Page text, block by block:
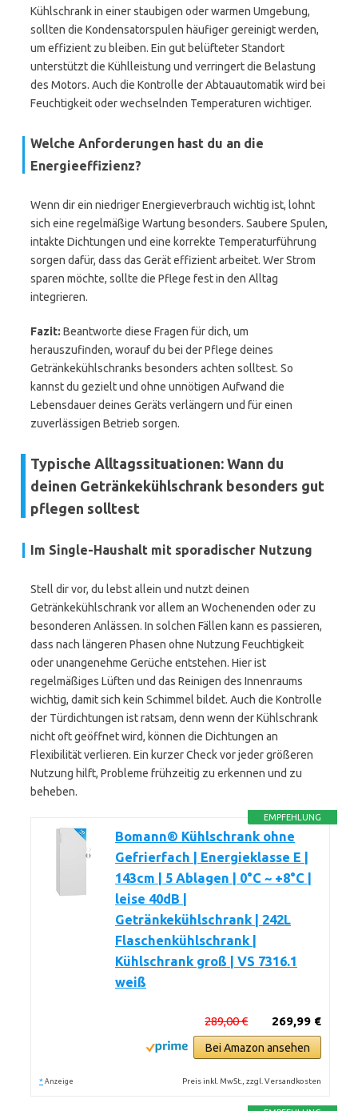
Kühlschrank in einer staubigen oder warmen Umgebung,
sollten die Kondensatorspulen häufiger gereinigt werden,
um effizient zu bleiben. Ein gut belüfteter Standort
unterstützt die Kühlleistung und verringert die Belastung
des Motors. Auch die Kontrolle der Abtauautomatik wird bei
Feuchtigkeit oder wechselnden Temperaturen wichtiger.
Welche Anforderungen hast du an die
Energieeffizienz?
Wenn dir ein niedriger Energieverbrauch wichtig ist, lohnt
sich eine regelmäßige Wartung besonders. Saubere Spulen,
intakte Dichtungen und eine korrekte Temperaturführung
sorgen dafür, dass das Gerät effizient arbeitet. Wer Strom
sparen möchte, sollte die Pflege fest in den Alltag
integrieren.
Fazit: Beantworte diese Fragen für dich, um
herauszufinden, worauf du bei der Pflege deines
Getränkekühlschranks besonders achten solltest. So
kannst du gezielt und ohne unnötigen Aufwand die
Lebensdauer deines Geräts verlängern und für einen
zuverlässigen Betrieb sorgen.
Typische Alltagssituationen: Wann du
deinen Getränkekühlschrank besonders gut
pflegen solltest
Im Single-Haushalt mit sporadischer Nutzung
Stell dir vor, du lebst allein und nutzt deinen
Getränkekühlschrank vor allem an Wochenenden oder zu
besonderen Anlässen. In solchen Fällen kann es passieren,
dass nach längeren Phasen ohne Nutzung Feuchtigkeit
oder unangenehme Gerüche entstehen. Hier ist
regelmäßiges Lüften und das Reinigen des Innenraums
wichtig, damit sich kein Schimmel bildet. Auch die Kontrolle
der Türdichtungen ist ratsam, denn wenn der Kühlschrank
nicht oft geöffnet wird, können die Dichtungen an
Flexibilität verlieren. Ein kurzer Check vor jeder größeren
Nutzung hilft, Probleme frühzeitig zu erkennen und zu
beheben.
EMPFEHLUNG
Bomann® Kühlschrank ohne
Gefrierfach | Energieklasse E |
143cm | 5 Ablagen | 0°C ~ +8°C |
leise 40dB |
Getränkekühlschrank | 242L
Flaschenkühlschrank |
Kühlschrank groß | VS 7316.1
weiß
269,99 €
289,00 €
Bei Amazon ansehen
* Anzeige Preis inkl. MwSt., zzgl. Versandkosten